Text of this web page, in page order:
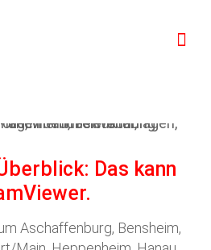
Das kann
Aschaffenburg, Bensheim,